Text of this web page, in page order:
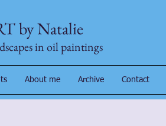
by Natalie
in oil paintings
About me Archive Contact